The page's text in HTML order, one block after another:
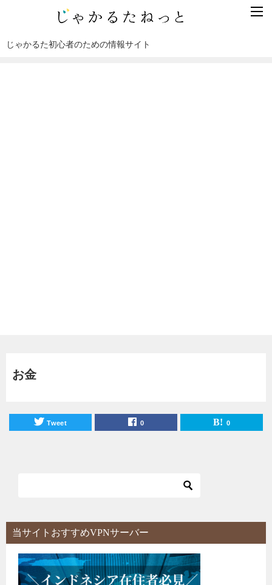
じゃかるた初心者のための情報サイト
お金
Tweet 0 0
当サイトおすすめVPNサーバー